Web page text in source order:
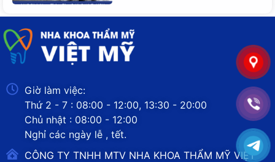
Giờ làm việc:
Thứ 2 - 7 : 08:00 - 12:00, 13:30 - 20:00
Chủ nhật : 08:00 - 12:00
Nghỉ các ngày lễ , tết.
CÔNG TY TNHH MTV NHA KHOA THẨM MỸ VIỆT